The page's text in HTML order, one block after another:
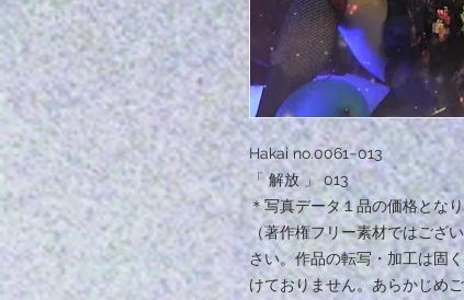
Hakai no.0061−013
「 解放 」 013
＊写真データ１品の価格となり
（著作権フリー素材ではござ
さい。作品の転写・加工は固
けておりません。あらかじめ